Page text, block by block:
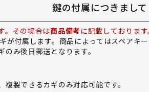
鍵の付属につきまして
。その場合は商品備考 に記載しております
付属します。商品によってはスペアキ
み後日郵送となります。
製できるカギのみ対応可能です。